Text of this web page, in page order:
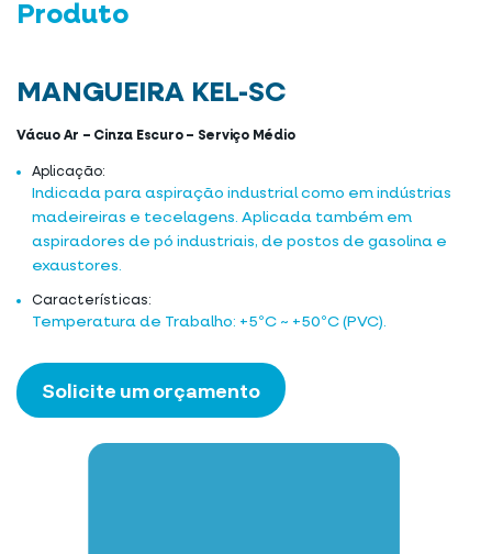
Produto
MANGUEIRA KEL-SC
Vácuo Ar – Cinza Escuro – Serviço Médio
Aplicação:
Indicada para aspiração industrial como em indústrias
madeireiras e tecelagens. Aplicada também em
aspiradores de pó industriais, de postos de gasolina e
exaustores.
Características:
Temperatura de Trabalho: +5ºC ~ +50ºC (PVC).
Solicite um orçamento